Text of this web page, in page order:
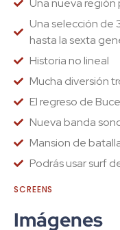
Una nueva región
Una selección de
hasta la sexta
Historia no lineal
Mucha diversión
El regreso de
Nueva banda
Mansion de
Podrás usar surf
SCREENS
Imágenes